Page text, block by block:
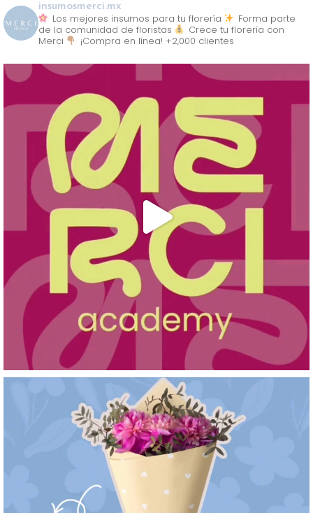
insumosmerci.mx
Los mejores insumos para tu florería
Forma parte
de la comunidad de floristas
Crece tu florería con
Merci
¡Compra en línea! +2,000 clientes